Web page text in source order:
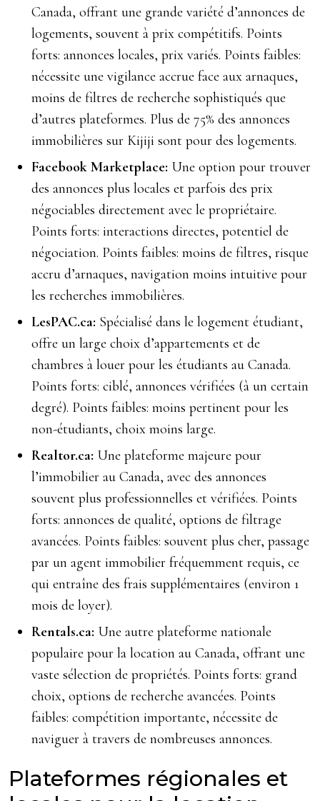
Canada, offrant une grande variété d’annonces de
logements, souvent à prix compétitifs. Points
forts: annonces locales, prix variés. Points faibles:
nécessite une vigilance accrue face aux arnaques,
moins de filtres de recherche sophistiqués que
d’autres plateformes. Plus de 75% des annonces
immobilières sur Kijiji sont pour des logements.
Facebook Marketplace: Une option pour trouver
des annonces plus locales et parfois des prix
négociables directement avec le propriétaire.
Points forts: interactions directes, potentiel de
négociation. Points faibles: moins de filtres, risque
accru d’arnaques, navigation moins intuitive pour
les recherches immobilières.
LesPAC.ca: Spécialisé dans le logement étudiant,
offre un large choix d’appartements et de
chambres à louer pour les étudiants au Canada.
Points forts: ciblé, annonces vérifiées (à un certain
degré). Points faibles: moins pertinent pour les
non-étudiants, choix moins large.
Realtor.ca: Une plateforme majeure pour
l’immobilier au Canada, avec des annonces
souvent plus professionnelles et vérifiées. Points
forts: annonces de qualité, options de filtrage
avancées. Points faibles: souvent plus cher, passage
par un agent immobilier fréquemment requis, ce
qui entraîne des frais supplémentaires (environ 1
mois de loyer).
Rentals.ca: Une autre plateforme nationale
populaire pour la location au Canada, offrant une
vaste sélection de propriétés. Points forts: grand
choix, options de recherche avancées. Points
faibles: compétition importante, nécessite de
naviguer à travers de nombreuses annonces.
Plateformes régionales et